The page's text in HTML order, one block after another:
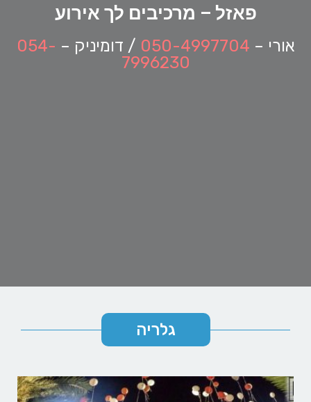
פאזל – מרכיבים לך אירוע
אורי –
050-4997704
/ דומיניק –
054-
7996230
גלריה